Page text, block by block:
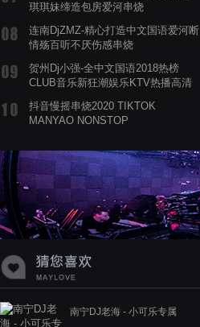
琪琪妹缔造包房爱河串烧
连南DjZMZ-精心打造中文国语爱河断
情殇百听不厌伤感串烧
贺州Dj小强-全中文国语2018热榜
CLUB音乐新狂潮娱乐KTV热播高清
抖音慢摇串烧2020 TIKTOK
MANYAO NONSTOP
蝉爸爸妈妈爱存在夏天的风是想你的
声音啊
南宁DJ老海 - 小可乐专属